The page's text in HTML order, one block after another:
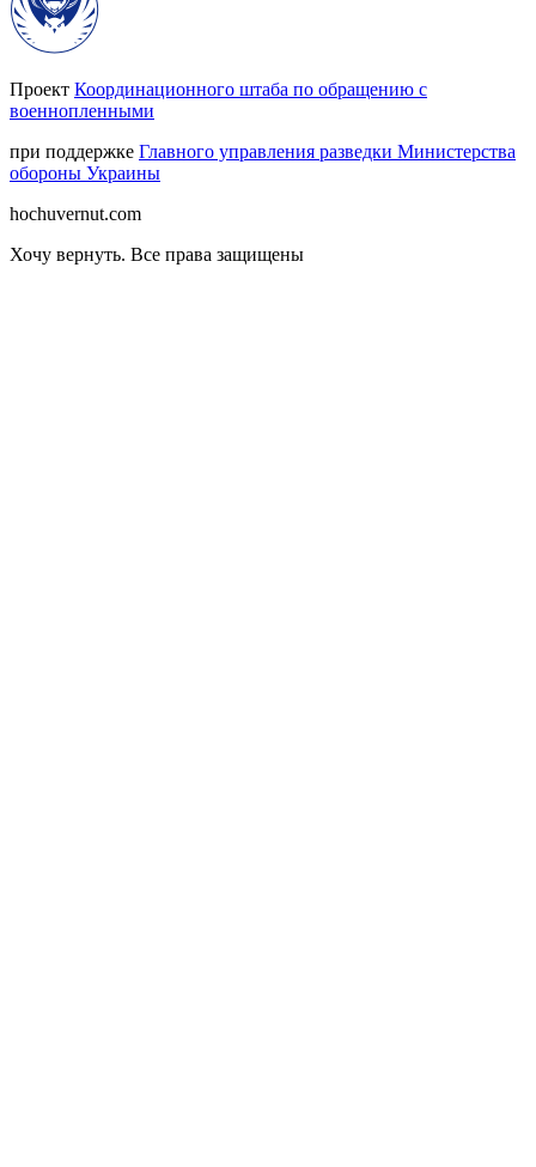
Проект Координационного штаба по обращению с
военнопленными
при поддержке Главного управления разведки Министерства
обороны Украины
hochuvernut.com
Хочу вернуть. Все права защищены